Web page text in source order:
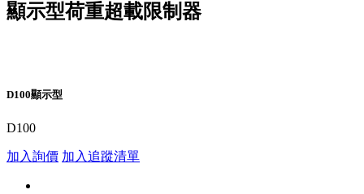
顯示型荷重超載限制器
D100顯示型
D100
加入詢價 加入追蹤清單